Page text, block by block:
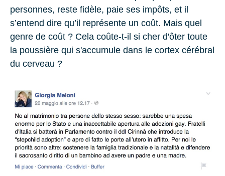
personnes, reste fidèle, paie ses impôts, et il
s’entend dire qu’il représente un coût. Mais quel
genre de coût ? Cela coûte-t-il si cher d'ôter toute
la poussière qui s'accumule dans le cortex cérébral
du cerveau ?